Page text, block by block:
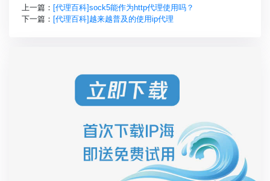
上一篇： [代理百科]sock5能作为http代理使用吗？
下一篇： [代理百科]越来越普及的使用ip代理